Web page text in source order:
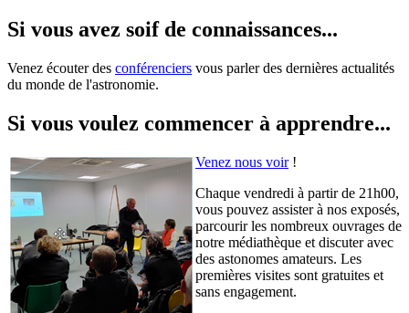
Si vous avez soif de connaissances...
Venez écouter des conférenciers vous parler des dernières actualités
du monde de l'astronomie.
Si vous voulez commencer à apprendre...
Venez nous voir!
Chaque vendredi à partir de 21h00,
vous pouvez assister à nos exposés,
parcourir les nombreux ouvrages de
notre médiathèque et discuter avec
des astonomes amateurs. Les
premières visites sont gratuites et
sans engagement.